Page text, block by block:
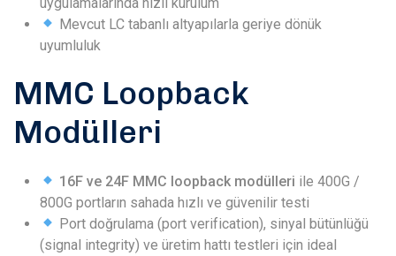
Mevcut LC tabanlı altyapılarla geriye dönük
uyumluluk
MMC Loopback
Modülleri
16F ve 24F MMC loopback modülleri ile 400G /
800G portların sahada hızlı ve güvenilir testi
Port doğrulama (port verification), sinyal bütünlüğü
(signal integrity) ve üretim hattı testleri için ideal